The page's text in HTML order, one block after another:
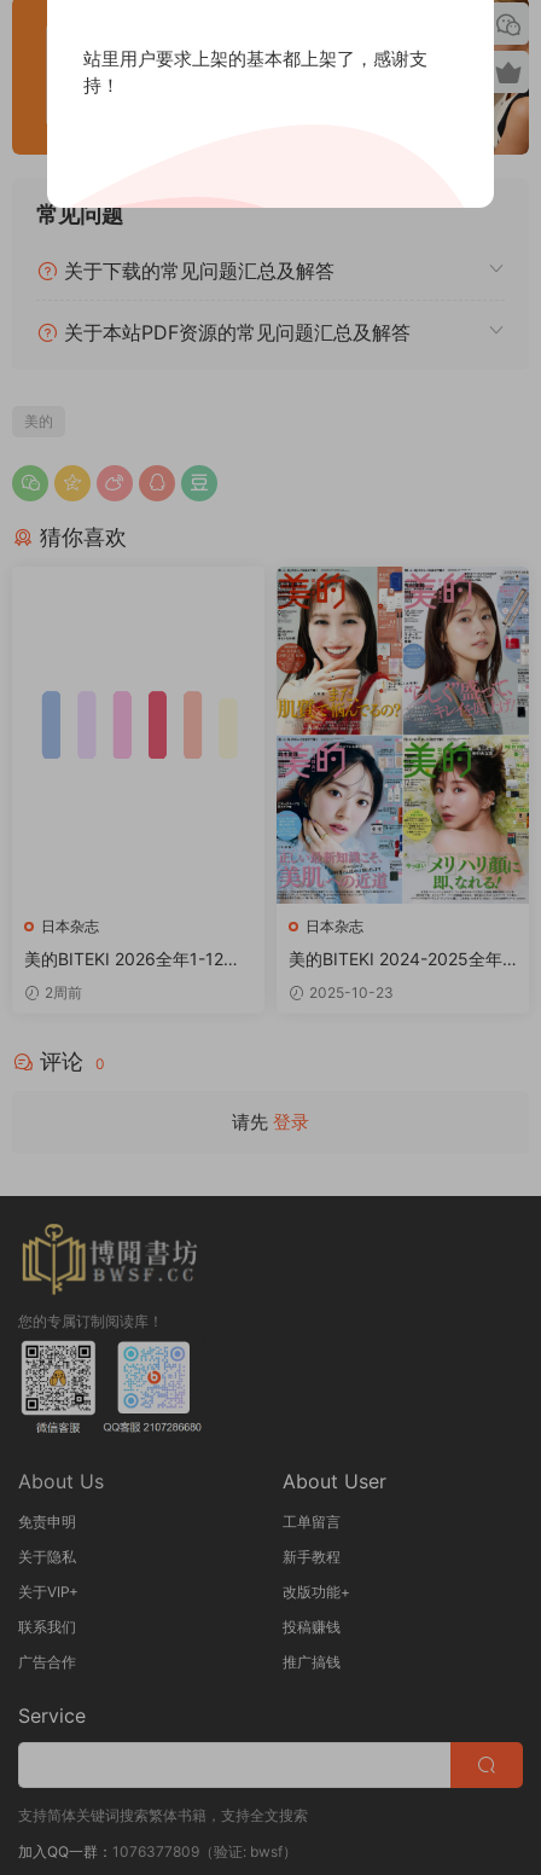
常见问题
关于下载的常见问题汇总及解答
关于本站PDF资源的常见问题汇总及解答
美的
猜你喜欢
日本杂志
美的BITEKI 2026全年1-12月
共12期 PDF
2周前
日本杂志
美的BITEKI 2024-2025全年
共24本 PDF
2025-10-23
评论 0
请先 登录
您的专属订制阅读库！
About Us
免责申明
关于隐私
关于VIP+
联系我们
广告合作
About User
工单留言
新手教程
改版功能+
投稿赚钱
推广搞钱
Service
支持简体关键词搜索繁体书籍，支持全文搜索
加入QQ一群： 1076377809（验证: bwsf）
站里用户要求上架的基本都上架了，感谢支
持！